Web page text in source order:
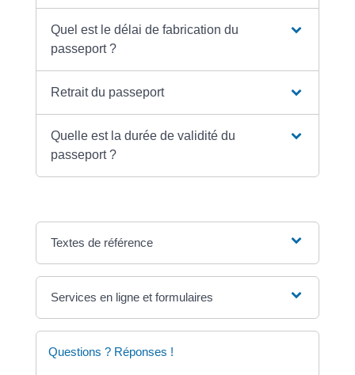
Quel est le délai de fabrication du
passeport ?
Retrait du passeport
Quelle est la durée de validité du
passeport ?
Textes de référence
Services en ligne et formulaires
Questions ? Réponses !